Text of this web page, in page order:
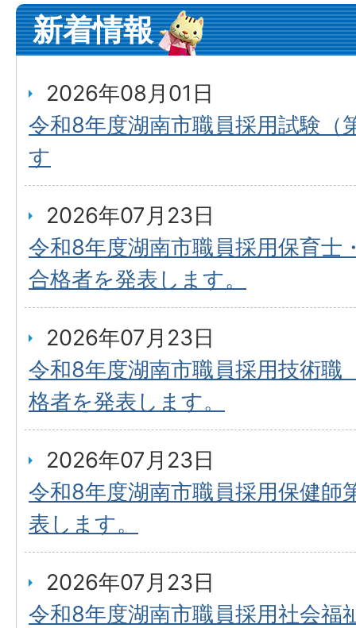
新着情報
2026年08月01日
令和8年度湖南市職員採用試験（
す
2026年07月23日
令和8年度湖南市職員採用保育士
合格者を発表します。
2026年07月23日
令和8年度湖南市職員採用技術職
格者を発表します。
2026年07月23日
令和8年度湖南市職員採用保健師
表します。
2026年07月23日
令和8年度湖南市職員採用社会福